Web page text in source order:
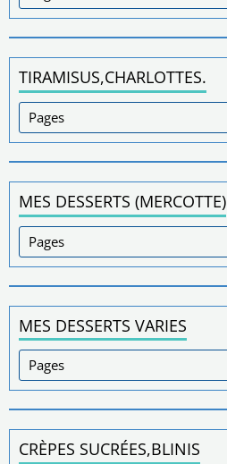
TIRAMISUS,CHARLOTTES.
MES DESSERTS (MERCOTTE)
MES DESSERTS VARIES
CRÈPES SUCRÉES,BLINIS